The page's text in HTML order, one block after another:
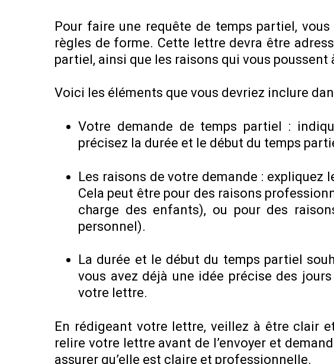
Pour faire une requête de temps partiel,
règles de forme. Cette lettre devra être
partiel, ainsi que les raisons qui vous
Voici les éléments que vous devriez inclure
Votre demande de temps partiel :
précisez la durée et le début du temps
Les raisons de votre demande :
Cela peut être pour des raisons
charge des enfants), ou pour des
personnel).
La durée et le début du temps partiel
vous avez déjà une idée précise des
votre lettre.
En rédigeant votre lettre, veillez à être clair
relire votre lettre avant de l’envoyer et
assurer qu’elle est claire et professionnelle.